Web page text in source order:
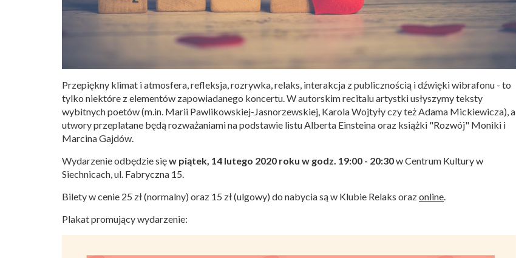
Przepiękny klimat i atmosfera, refleksja, rozrywka, relaks, interakcja z publicznością i dźwięki wibrafonu - to
tylko niektóre z elementów zapowiadanego koncertu. W autorskim recitalu artystki usłyszymy teksty
wybitnych poetów (m.in. Marii Pawlikowskiej-Jasnorzewskiej, Karola Wojtyły czy też Adama Mickiewicza), a
utwory przeplatane będą rozważaniami na podstawie listu Alberta Einsteina oraz książki "Rozwój" Moniki i
Marcina Gajdów.
Wydarzenie odbędzie sięw piątek, 14 lutego 2020 roku w godz. 19:00 - 20:30w Centrum Kultury w
Siechnicach, ul. Fabryczna 15.
Bilety w cenie 25 zł (normalny) oraz 15 zł (ulgowy) do nabycia są w Klubie Relaks orazonline
Plakat promujący wydarzenie: